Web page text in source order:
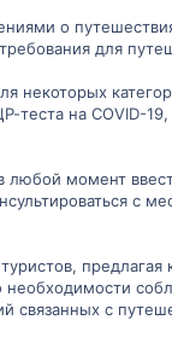
о
для
некоторых
теста на COVID-
любой момент
с
связанных с